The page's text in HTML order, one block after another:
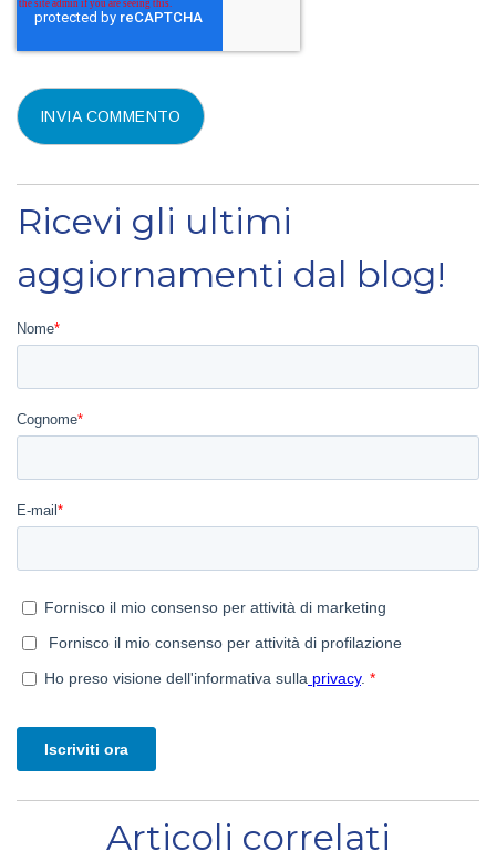
Ricevi gli ultimi
aggiornamenti dal blog!
Articoli correlati